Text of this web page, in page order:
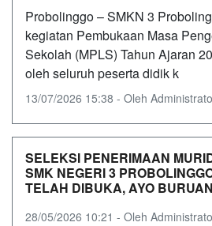
Probolinggo – SMKN 3
kegiatan Pembukaan Masa
Sekolah (MPLS) Tahun Ajaran
oleh seluruh peserta didik k
13/07/2026 15:38 - Oleh
SELEKSI PENERIMAAN
SMK NEGERI 3
TELAH DIBUKA, AYO
28/05/2026 10:21 - Oleh